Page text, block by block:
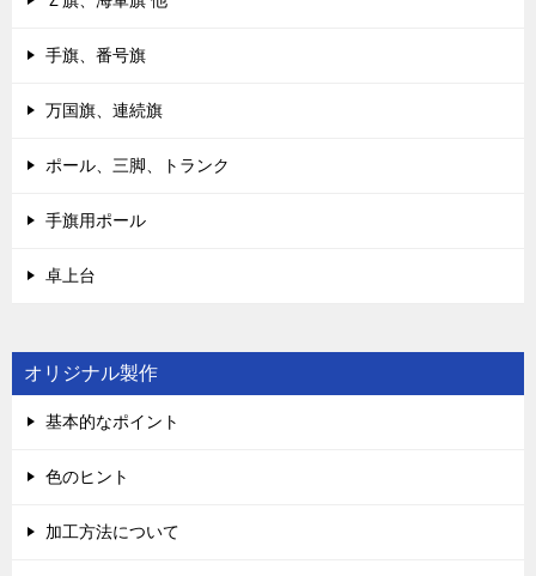
手旗、番号旗
万国旗、連続旗
ポール、三脚、トランク
手旗用ポール
卓上台
オリジナル製作
基本的なポイント
色のヒント
加工方法について